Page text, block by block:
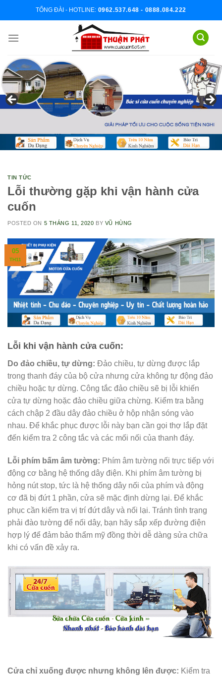
TỔNG ĐÀI - HOTLINE: 0962.537.648 - 0888.084.222
TIN TỨC
Lỗi thường gặp khi vận hành cửa
cuốn
POSTED ON 5 THÁNG 11, 2020 BY VŨ HÙNG
05
TH11
Lỗi khi vận hành cửa cuốn:
Do đảo chiều, tự dừng: Đảo chiều, tự dừng được lắp
trong thanh đáy của bộ cửa nhưng cửa không tự động đảo
chiều hoặc tự dừng. Công tắc đảo chiều sẽ bị lỗi khiến
cửa tự dừng hoặc đảo chiều giữa chừng. Kiểm tra bằng
cách chập 2 đầu dây đảo chiều ở hộp nhận sóng vào
nhau. Để khắc phục được lỗi này bạn cần gọi thợ lắp đặt
đến kiểm tra 2 công tắc và các mối nối của thanh đáy.
Lỗi phím bấm âm tường: Phím âm tường nối trực tiếp với
động cơ bằng hệ thống dây điện. Khi phím âm tường bị
hỏng nút stop, tức là hệ thống dây nối của phím và động
cơ đã bị đứt 1 phần, cửa sẽ mặc định dừng lại. Để khắc
phục cần kiểm tra vị trí đứt dây và nối lại. Tránh tình trạng
phải đào tường để nối dây, bạn hãy sắp xếp đường điện
hợp lý để đảm bảo thẩm mỹ đồng thời dễ dàng sửa chữa
khi có vấn đề xảy ra.
Cửa chỉ xuống được nhưng không lên được: Kiểm tra